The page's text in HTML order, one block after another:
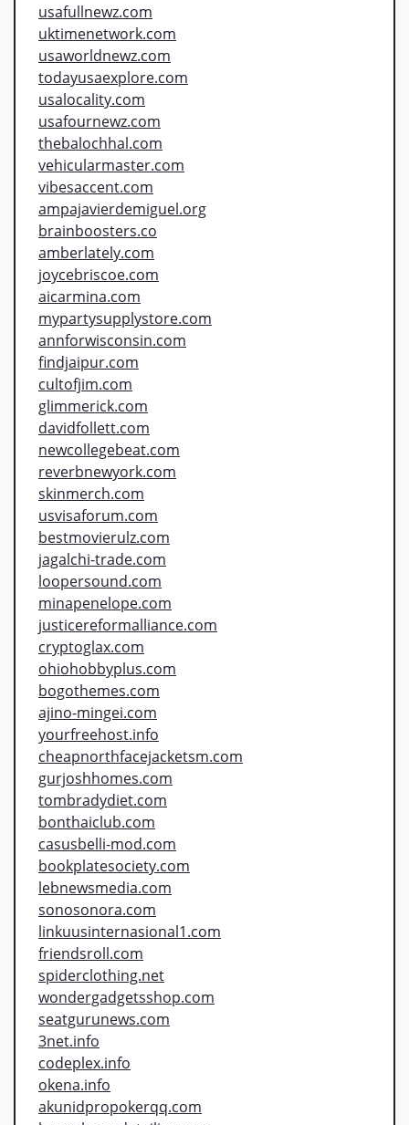
usafullnewz.com
uktimenetwork.com
usaworldnewz.com
todayusaexplore.com
usalocality.com
usafournewz.com
thebalochhal.com
vehicularmaster.com
vibesaccent.com
ampajavierdemiguel.org
brainboosters.co
amberlately.com
joycebriscoe.com
aicarmina.com
mypartysupplystore.com
annforwisconsin.com
findjaipur.com
cultofjim.com
glimmerick.com
davidfollett.com
newcollegebeat.com
reverbnewyork.com
skinmerch.com
usvisaforum.com
bestmovierulz.com
jagalchi-trade.com
loopersound.com
minapenelope.com
justicereformalliance.com
cryptoglax.com
ohiohobbyplus.com
bogothemes.com
ajino-mingei.com
yourfreehost.info
cheapnorthfacejacketsm.com
gurjoshhomes.com
tombradydiet.com
bonthaiclub.com
casusbelli-mod.com
bookplatesociety.com
lebnewsmedia.com
sonosonora.com
linkuusinternasional1.com
friendsroll.com
spiderclothing.net
wondergadgetsshop.com
seatgurunews.com
3net.info
codeplex.info
okena.info
akunidpropokerqq.com